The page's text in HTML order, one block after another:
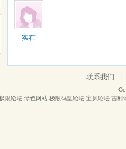
实在
联系我们
限论坛-绿色网站-极限码皇论坛-宝贝论坛-吉